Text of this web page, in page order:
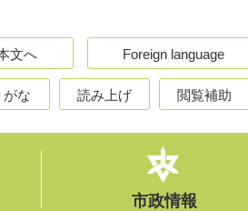
文へ Foreign language
がな 読み上げ 閲覧補助
市政情報